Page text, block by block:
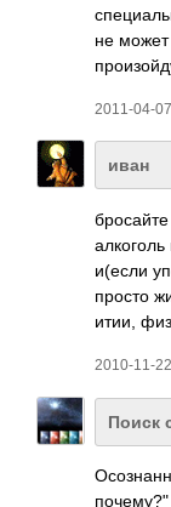
не
2011-04-
иван
и(если
просто
итии,
2010-11-
Поиск